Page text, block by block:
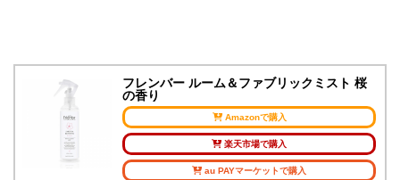
「GameRoom」ゲーマー紹介
(@GameRoomjp)November 2, 2020
フレンバー ルーム＆ファブリックミスト 桜
の香り
Amazonで購入
楽天市場で購入
au PAYマーケットで購入